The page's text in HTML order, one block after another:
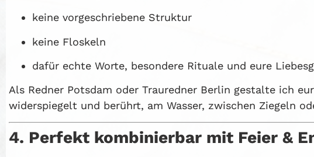
keine vorgeschriebene Struktur
keine Floskeln
dafür echte Worte, besondere Rituale und eure
Als Redner Potsdam oder Trauredner Berlin gestalte ich
widerspiegelt und berührt, am Wasser, zwischen Ziegeln
4. Perfekt kombinierbar mit Feier &